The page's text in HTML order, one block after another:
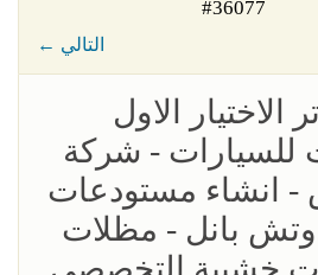
#36077
← التالي
الاول
للسيارات - شركة
- انشاء مستودعات
بانل - مظلات